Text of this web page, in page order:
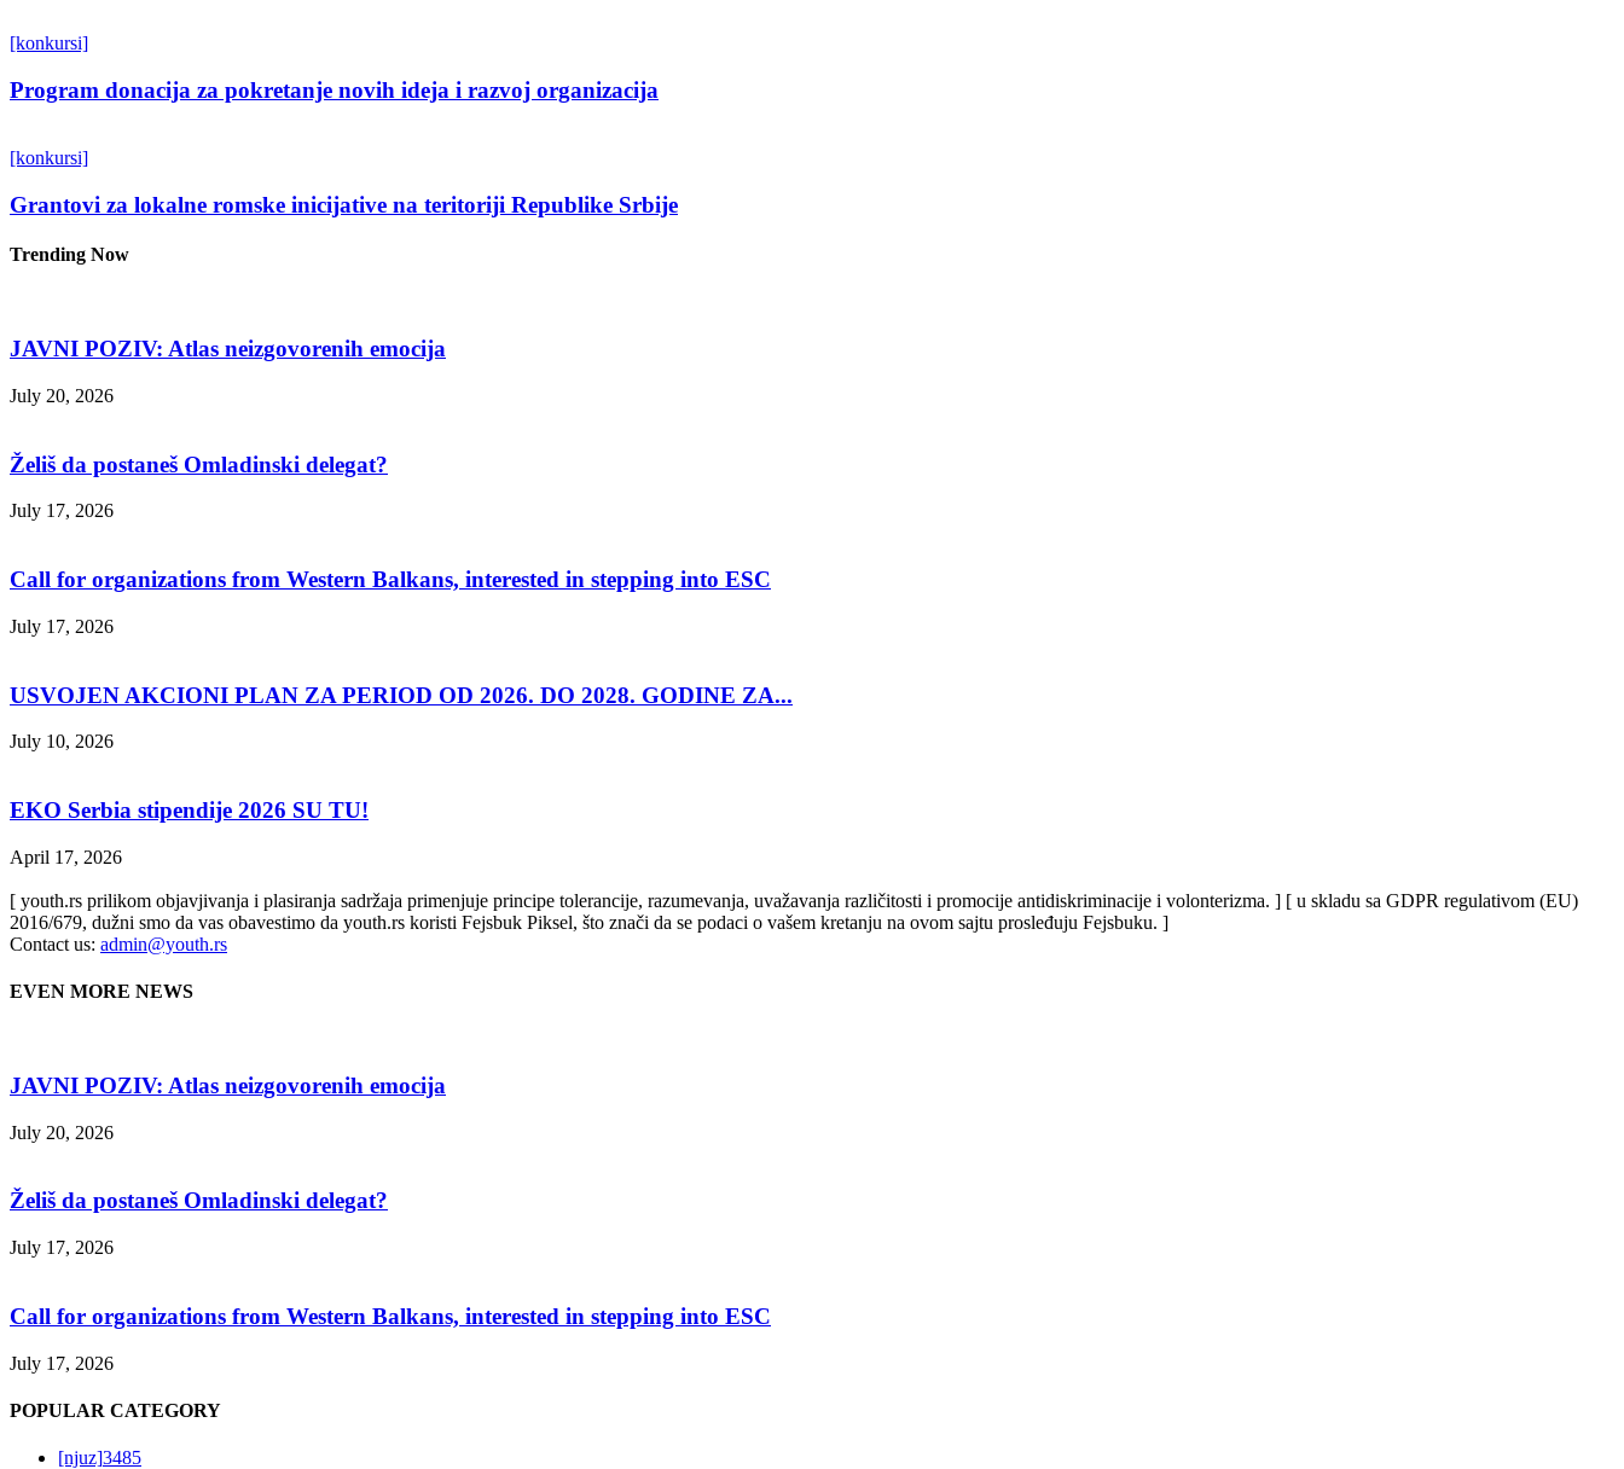
[konkursi]
Program donacija za pokretanje novih ideja i razvoj organizacija
[konkursi]
Grantovi za lokalne romske inicijative na teritoriji Republike Srbije
Trending Now
JAVNI POZIV: Atlas neizgovorenih emocija
July 20, 2026
Želiš da postaneš Omladinski delegat?
July 17, 2026
Call for organizations from Western Balkans, interested in stepping into ESC
July 17, 2026
USVOJEN AKCIONI PLAN ZA PERIOD OD 2026. DO 2028. GODINE ZA...
July 10, 2026
EKO Serbia stipendije 2026 SU TU!
April 17, 2026
[ youth.rs prilikom objavjivanja i plasiranja sadržaja primenjuje principe tolerancije, razumevanja, uvažavanja različitosti i promocije antidiskriminacije i volonterizma. ] [ u skladu sa GDPR regulativom (EU)
2016/679, dužni smo da vas obavestimo da youth.rs koristi Fejsbuk Piksel, što znači da se podaci o vašem kretanju na ovom sajtu prosleđuju Fejsbuku. ]
Contact us: admin@youth.rs
EVEN MORE NEWS
JAVNI POZIV: Atlas neizgovorenih emocija
July 20, 2026
Želiš da postaneš Omladinski delegat?
July 17, 2026
Call for organizations from Western Balkans, interested in stepping into ESC
July 17, 2026
POPULAR CATEGORY
[njuz]3485